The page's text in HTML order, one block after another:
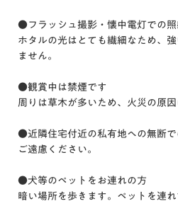
●フラッシュ撮影・懐中電灯での
ホタルの光はとても繊細なため、
ません。
●観賞中は禁煙です
周りは草木が多いため、火災の原因
●近隣住宅付近の私有地への無断
ご遠慮ください。
●犬等のペットをお連れの方
暗い場所を歩きます。ペットを連